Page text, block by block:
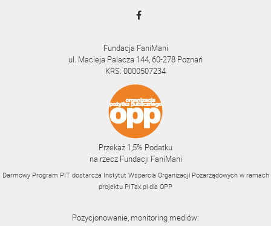
Fundacja FaniMani
ul. Macieja Palacza 144, 60-278 Poznań
KRS: 0000507234
Przekaż 1,5% Podatku
na rzecz Fundacji FaniMani
Darmowy Program PIT dostarcza Instytut Wsparcia Organizacji Pozarządowych w ramach
projektu PITax.pl dla OPP
Pozycjonowanie, monitoring mediów: